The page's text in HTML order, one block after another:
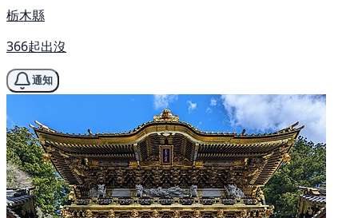
栃木縣
366起出沒
通知